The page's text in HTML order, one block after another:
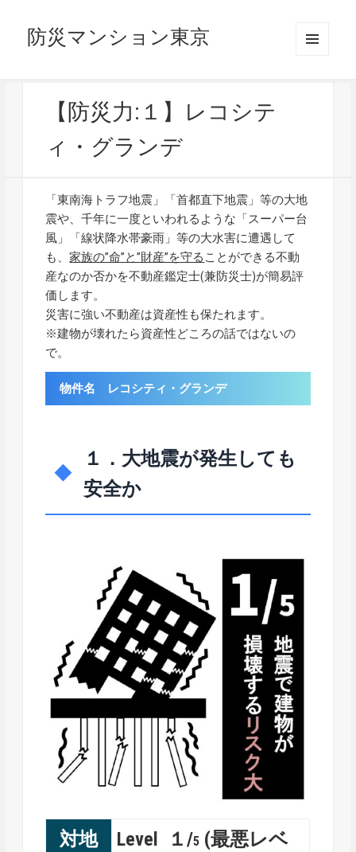
防災マンション東京
【防災力:１】レコシテ
ィ・グランデ
「東南海トラフ地震」「首都直下地震」等の大地
震や、千年に一度といわれるような「スーパー台
風」「線状降水帯豪雨」等の大水害に遭遇して
も、家族の”命”と”財産”を守る ことができる不動
産なのか否かを不動産鑑定士(兼防災士)が簡易評
価します。
災害に強い不動産は資産性も保たれます。
※建物が壊れたら資産性どころの話ではないの
で。
物件名 レコシティ・グランデ
１．大地震が発生しても
安全か
対地
Level １/5 (最悪レベ